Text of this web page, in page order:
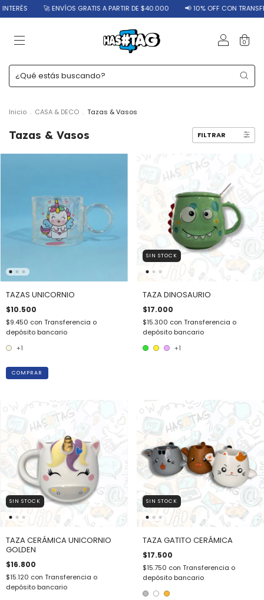
🚀 ENVÍOS GRATIS A PARTIR DE $40.000 📢 10% OFF CON TRANSFERENCIA
0
Inicio . CASA & DECO . Tazas & Vasos
Tazas & Vasos FILTRAR
TAZAS UNICORNIO
$10.500
$9.450 con Transferencia o
depósito bancario
+1
COMPRAR
SIN STOCK
TAZA DINOSAURIO
$17.000
$15.300 con Transferencia o
depósito bancario
+1
SIN STOCK
TAZA CERÁMICA UNICORNIO
GOLDEN
$16.800
$15.120 con Transferencia o
depósito bancario
SIN STOCK
TAZA GATITO CERÁMICA
$17.500
$15.750 con Transferencia o
depósito bancario